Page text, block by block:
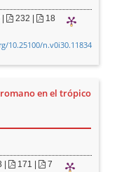
| 232 | 18
10.25100/n.v0i30.11834
en el trópico
| 171 | 7